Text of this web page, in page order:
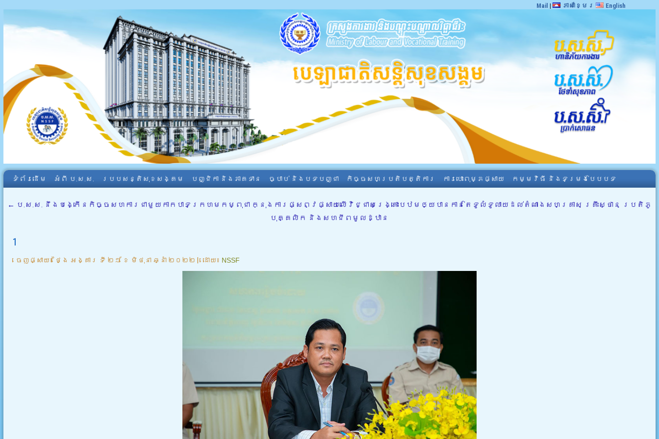
Mail | ភាសាខ្មែរ English
ទំព័រដើម អំពី​ ប.ស.ស. របបសន្តិសុខសង្គម បញ្ជិកា និងភាគទាន ច្បាប់ និងបទបញ្ជា កិច្ចសហប្រតិបត្តិការ ការបោះពុម្ភផ្សាយ កម្មវិធី និងទម្រង់បែបបទ
← ប.ស.ស. នឹងបង្កើនកិច្ចសហការជាមួយកាកបាទក្រហមកម្ពុជា ក្នុងការផ្សព្វផ្សាយលើវិជ្ជាសង្រ្គោះបឋមឲ្យបានកាន់តែទូលំទូលាយដល់តំណាងសហគ្រាស គ្រឹះស្ថាន ប្រតិភូ
បុគ្គលិក និងសហជីពមូលដ្ឋាន
1
ចេញផ្សាយ៖ ថ្ងៃ អង្គារ ទី ២១ ខែ មិថុនា ឆ្នាំ ២០២២ | ដោយ៖ NSSF